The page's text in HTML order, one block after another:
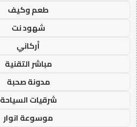
طعم وكيف
شهود نت
أركاني
مباشر التقنية
مدونة صحبة
شرقيات السياحة
موسوعة انوار